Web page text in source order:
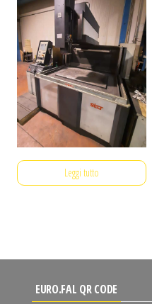
Leggi tutto
EURO.FAL QR CODE